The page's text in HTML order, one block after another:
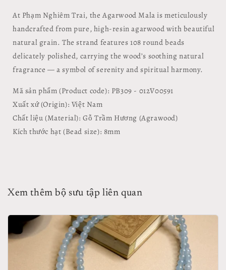
At Phạm Nghiêm Trai, the Agarwood Mala is meticulously
handcrafted from pure, high-resin agarwood with beautiful
natural grain. The strand features 108 round beads
delicately polished, carrying the wood’s soothing natural
fragrance — a symbol of serenity and spiritual harmony.
Mã sản phẩm (Product code): PB309 - 012V00591
Xuất xứ (Origin): Việt Nam
Chất liệu (Material): Gỗ Trầm Hương (Agrawood)
Kích thước hạt (Bead size): 8mm
Xem thêm bộ sưu tập liên quan